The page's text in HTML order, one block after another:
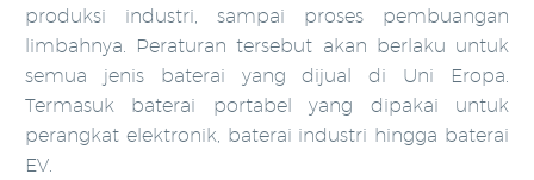
produksi industri, sampai proses pembuangan
limbahnya. Peraturan tersebut akan berlaku untuk
semua jenis baterai yang dijual di Uni Eropa.
Termasuk baterai portabel yang dipakai untuk
perangkat elektronik, baterai industri hingga baterai
EV.